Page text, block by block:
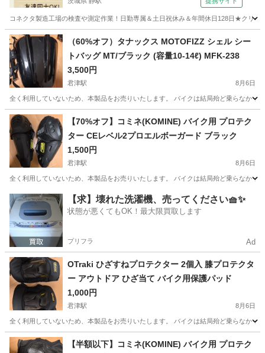
コネクタ製造工場の検査や測定作業！日勤専属＆土日祝休み＆年間休日128日★クリ
茨城 常陸大宮市 静駅 その他
（60%オフ）タナックス MOTOFIZZ シェル シー
トバッグ MT/ブラック (容量10-14ℓ) MFK-238
3,500円
君津駅 8月6日
全く利用していないため、本製品をお売りいたします。 バイクは結局殆ど乗らなか
千葉 君津市 その他
【70%オフ】コミネ(KOMINE) バイク用 プロテク
ター CEレベル2プロエルボーガード ブラック
1,500円
君津駅 8月6日
全く利用していないため、本製品をお売りいたします。 バイクは結局殆ど乗らなか
千葉 君津市 君津駅 その他 KOMINE
【求】壊れた洗濯機、売ってください🧺✨
状態が悪くてもOK！最大限買取します
プリフラ Ad
OTraki ひざすねプロテクター 2個入 膝プロテクタ
ー アウトドア ひざ当て バイク用保護パッド
1,000円
君津駅 8月6日
全く利用していないため、本製品をお売りいたします。 バイクは結局殆ど乗らなか
千葉 君津市 君津駅 その他
【半額以下】コミネ(KOMINE) バイク用 プロテク